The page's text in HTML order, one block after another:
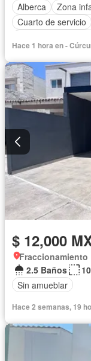
Alberca
Zona
Cuarto de servicio
Hace 1 hora en -
$ 12,000
Fraccionamiento
2.5 Baños
Sin amueblar
Hace 2 semanas, 19